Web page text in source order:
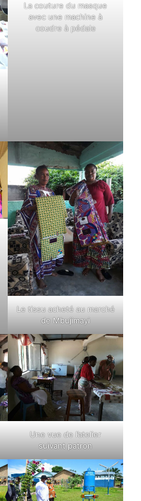
La couture du masque
avec une machine à
coudre à pédale
Le tissu acheté au marché
de Mbujimayi
Une vue de l’atelier
suivant patron